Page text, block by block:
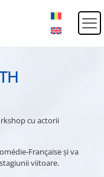
cu actorii
Française și va
viitoare.